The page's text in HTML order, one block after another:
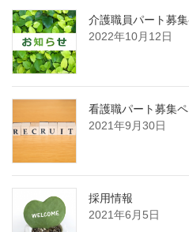
介護職員パート募
2022年10月12日
看護職パート募集
2021年9月30日
採用情報
2021年6月5日